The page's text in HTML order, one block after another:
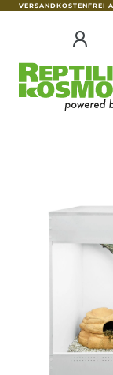
VERSANDKOSTENFREI